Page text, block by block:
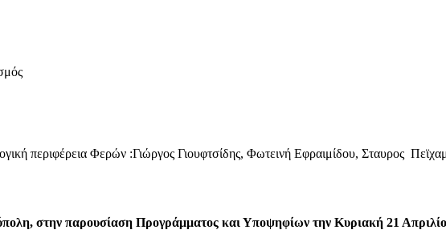
περιφέρεια Φερών :Γιώργος Γιουφτσίδης, Φωτεινή Εφραιμίδου, Σταυρος
στην παρουσίαση Προγράμματος και Υποψηφίων την Κυριακή 21